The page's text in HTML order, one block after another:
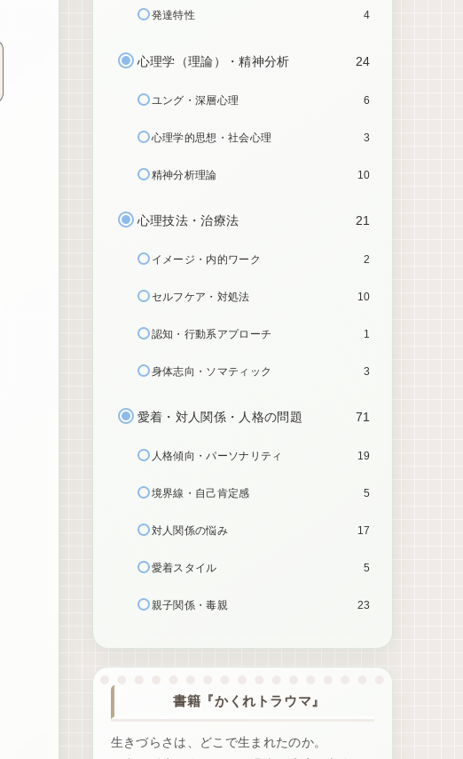
発達特性 4
心理学（理論）・精神分析 24
ユング・深層心理 6
心理学的思想・社会心理 3
精神分析理論 10
心理技法・治療法 21
イメージ・内的ワーク 2
セルフケア・対処法 10
認知・行動系アプローチ 1
身体志向・ソマティック 3
愛着・対人関係・人格の問題 71
人格傾向・パーソナリティ 19
境界線・自己肯定感 5
対人関係の悩み 17
愛着スタイル 5
親子関係・毒親 23
書籍『かくれトラウマ』
生きづらさは、どこで生まれたのか。